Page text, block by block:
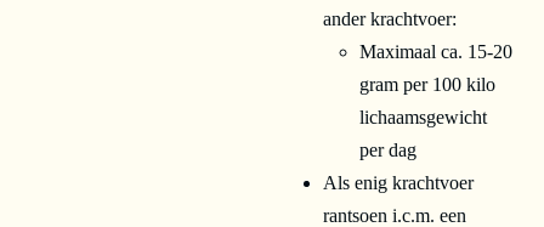
ander krachtvoer:
Maximaal ca. 15-20
gram per 100 kilo
lichaamsgewicht
per dag
Als enig krachtvoer
rantsoen i.c.m. een